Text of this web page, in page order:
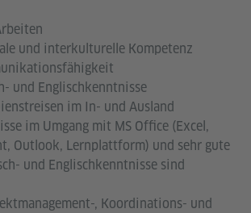
und interkulturelle Kompetenz
und Englischkenntnisse
im In- und Ausland
im Umgang mit MS Office (Excel,
Outlook, Lernplattform) und sehr gute
und Englischkenntnisse sind
, Koordinations- und